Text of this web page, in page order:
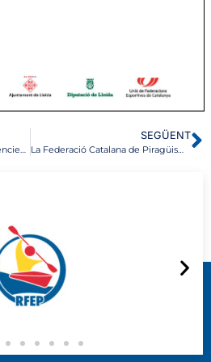
SEGÜENT
La Federació Catalana de Piragüisme lamenta la pèrdua de Vicente Morea